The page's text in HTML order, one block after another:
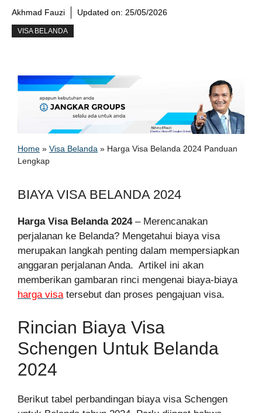
Akhmad Fauzi Updated on: 25/05/2026
VISA BELANDA
Home » Visa Belanda » Harga Visa Belanda 2024 Panduan
Lengkap
BIAYA VISA BELANDA 2024
Harga Visa Belanda 2024– Merencanakan
perjalanan ke Belanda? Mengetahui biaya visa
merupakan langkah penting dalam mempersiapkan
anggaran perjalanan Anda. Artikel ini akan
memberikan gambaran rinci mengenai biaya-biaya
harga visatersebut dan proses pengajuan visa.
Rincian Biaya Visa
Schengen Untuk Belanda
2024
Berikut tabel perbandingan biaya visa Schengen